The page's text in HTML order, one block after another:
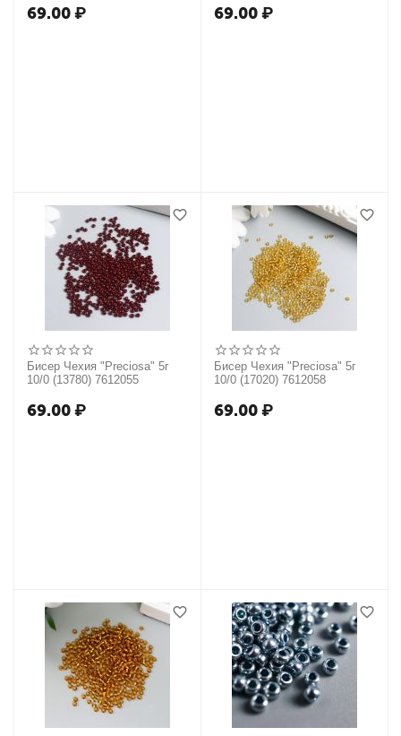
69.00₽ 69.00₽
Бисер Чехия "Preciosa" 5г
10/0 (13780) 7612055
69.00₽
Бисер Чехия "Preciosa" 5г
10/0 (17020) 7612058
69.00₽